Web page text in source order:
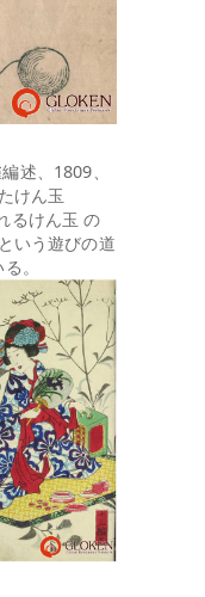
述、1809、
けん玉
るけん玉 の
いう遊びの道
。